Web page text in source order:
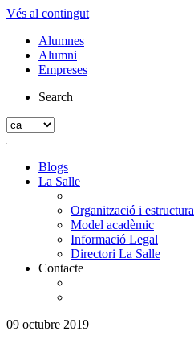
Vés al contingut
Alumnes
Alumni
Empreses
Search
Blogs
La Salle
Organització i estructura
Model acadèmic
Informació Legal
Directori La Salle
Contacte
09 octubre 2019